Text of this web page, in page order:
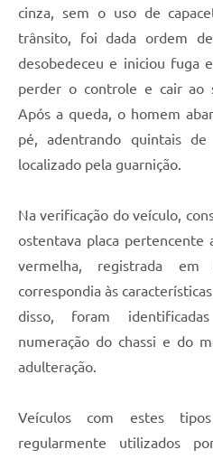
Defesa Civil
Departamento de Bem-Estar Social
Divisão de Rendas
Horários de Ônibus - Jundiá
Inscrições para o Castramóvel
Nota Fiscal de Serviço Eletrônica
Ouvidorias
Postos de Atendimento ao
PROCON SR
cinza, sem o uso de
trânsito, foi dada ordem
desobedeceu e iniciou fuga
perder o controle e cair ao
Após a queda, o homem
pé, adentrando quintais
localizado pela guarnição.
Na verificação do veículo,
ostentava placa pertencente
vermelha, registrada
correspondia às
disso, foram
numeração do chassi e do
adulteração.
Veículos com estes
regularmente utilizados